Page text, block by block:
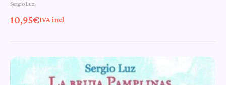
de la bruja Pamplinas
Sergio Luz
10,95€IVA incl